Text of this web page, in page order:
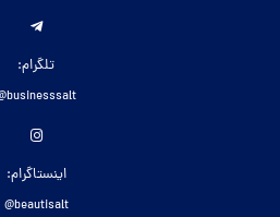
تلگرام:
businesssalt@
اینستاگرام:
beautisalt@